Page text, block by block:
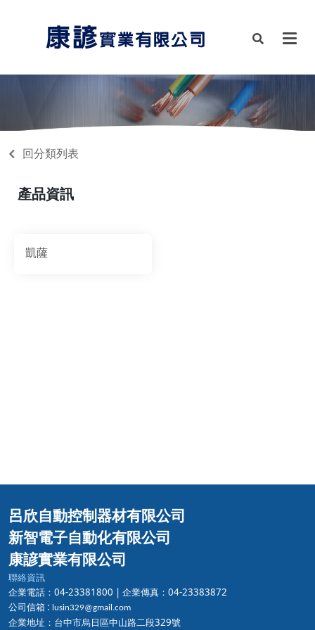
回分類列表
凱薩
產品資訊
呂欣自動控制器材有限公司
新智電子自動化有限公司
康諺實業有限公司
聯絡資訊
企業電話：04-23381800 | 企業傳真：04-23383872
公司信箱 : lusin329@gmail.com
企業地址：台中市烏日區中山路二段329號